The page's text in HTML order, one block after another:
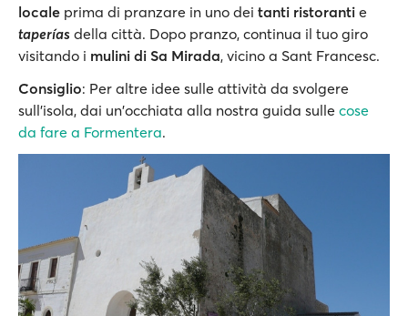
locale prima di pranzare in uno dei tanti ristoranti e
taperías della città. Dopo pranzo, continua il tuo giro
visitando i mulini di Sa Mirada, vicino a Sant Francesc.
Consiglio: Per altre idee sulle attività da svolgere
sull'isola, dai un'occhiata alla nostra guida sulle cose
da fare a Formentera.